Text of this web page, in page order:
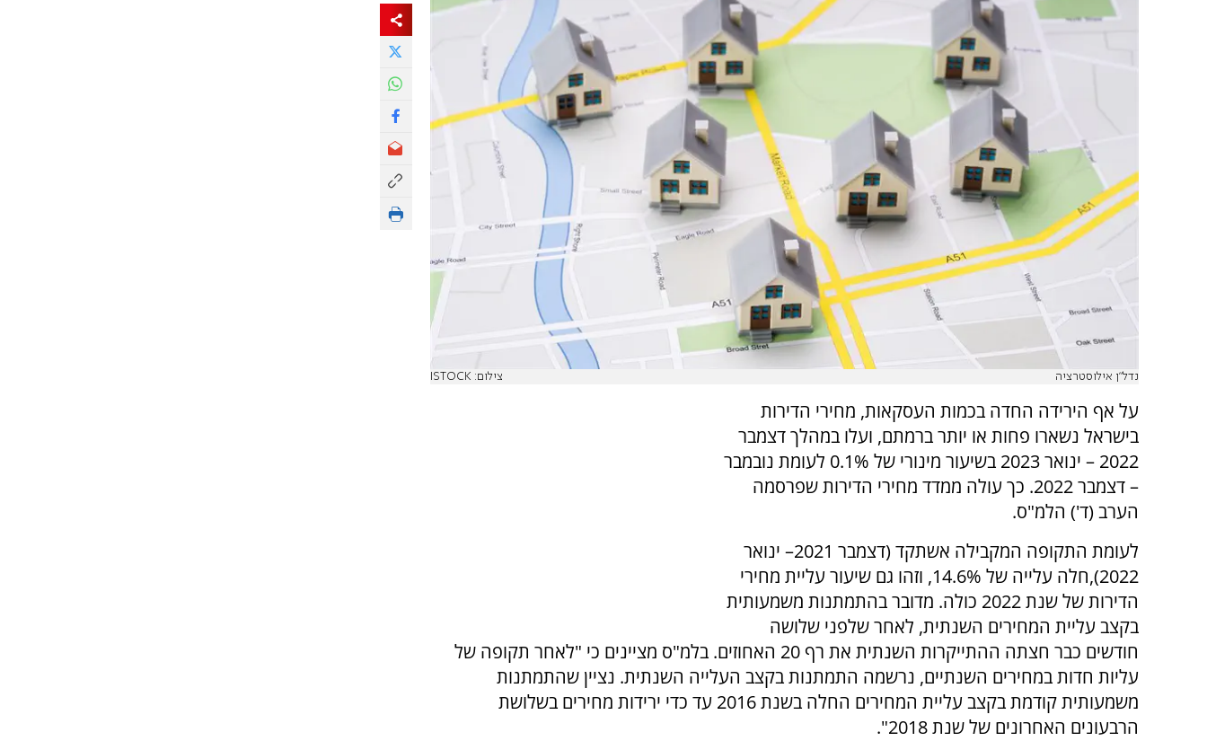
נדל"ן אילוסטרציה צילום: ISTOCK
על אף הירידה החדה בכמות העסקאות, מחירי הדירות
בישראל נשארו פחות או יותר ברמתם, ועלו במהלך דצמבר
2022 – ינואר 2023 בשיעור מינורי של 0.1% לעומת נובמבר
– דצמבר 2022. כך עולה ממדד מחירי הדירות שפרסמה
הערב (ד') הלמ"ס.
לעומת התקופה המקבילה אשתקד (דצמבר 2021– ינואר
2022),חלה עלייה של 14.6%, וזהו גם שיעור עליית מחירי
הדירות של שנת 2022 כולה. מדובר בהתמתנות משמעותית
בקצב עליית המחירים השנתית, לאחר שלפני שלושה
חודשים כבר חצתה ההתייקרות השנתית את רף 20 האחוזים. בלמ"ס מציינים כי "לאחר תקופה של
עליות חדות במחירים השנתיים, נרשמה התמתנות בקצב העלייה השנתית. נציין שהתמתנות
משמעותית קודמת בקצב עליית המחירים החלה בשנת 2016 עד כדי ירידות מחירים בשלושת
הרבעונים האחרונים של שנת 2018".